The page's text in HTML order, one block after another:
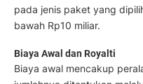
pada jenis paket yang
bawah Rp10 miliar.
Biaya Awal dan Royalti
Biaya awal mencakup